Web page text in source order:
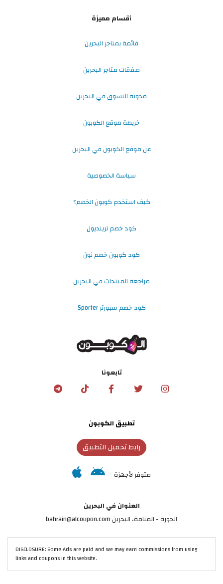
أقسام مميزة
قائمة بمتاجر البحرين
صفقات متاجر البحرين
مدونة التسوق في البحرين
خريطة موقع الكوبون
عن موقع الكوبون في البحرين
سياسة الخصوصية
كيف استخدم كوبون الخصم؟
كود خصم ترينديول
كود كوبون خصم نون
مراجعة المنتجات في البحرين
كود خصم سبورتر Sporter
تابعونا
تطبيق الكوبون
رابط تحميل التطبيق
متوفر لأجهزة
العنوان في البحرين
الحورة - المنامة‎، البحرين bahrain@alcoupon.com
DISCLOSURE: Some Ads are paid and we may earn commissions from using
links and coupons in this website.